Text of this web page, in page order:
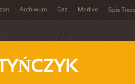
Archiwum Gaz Modivo Spis